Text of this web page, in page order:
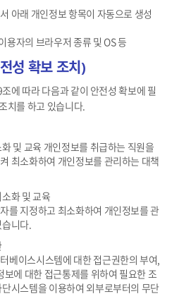
아래 개인정보 항목이 자동으로 생성
용자의 브라우저 종류 및 OS 등
성 확보 조치)
에 따라 다음과 같이 안전성 확보에 필
치를 하고 있습니다.
및 교육 개인정보를 취급하는 직원을
최소화하여 개인정보를 관리하는 대책
화 및 교육
를 지정하고 최소화하여 개인정보를 관
니다.
베이스시스템에 대한 접근권한의 부여,
보에 대한 접근통제를 위하여 필요한 조
시스템을 이용하여 외부로부터의 무단